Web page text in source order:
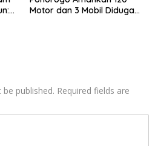
Motor dan 3 Mobil Diduga
published. Required fields are